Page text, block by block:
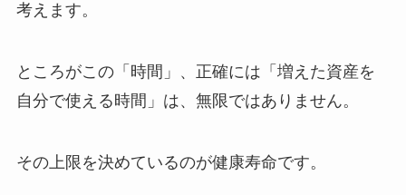
考えます。
ところがこの「時間」、正確には「増えた資産を
自分で使える時間」は、無限ではありません。
その上限を決めているのが健康寿命です。